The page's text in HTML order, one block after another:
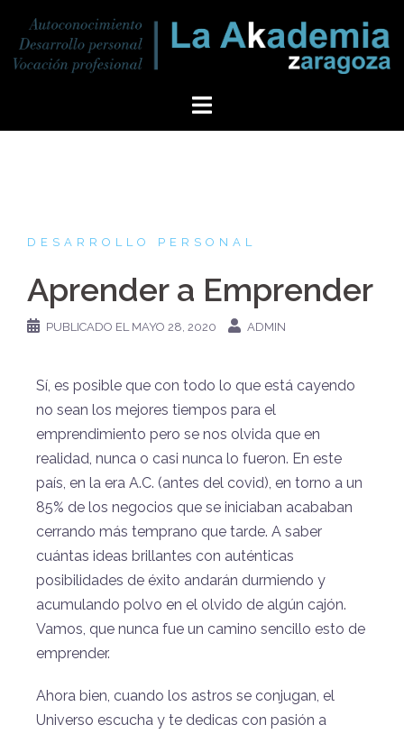
DESARROLLO PERSONAL
Aprender a Emprender
PUBLICADO EL MAYO 28, 2020 ADMIN
Sí, es posible que con todo lo que está cayendo
no sean los mejores tiempos para el
emprendimiento pero se nos olvida que en
realidad, nunca o casi nunca lo fueron. En este
país, en la era A.C. (antes del covid), en torno a un
85% de los negocios que se iniciaban acababan
cerrando más temprano que tarde. A saber
cuántas ideas brillantes con auténticas
posibilidades de éxito andarán durmiendo y
acumulando polvo en el olvido de algún cajón.
Vamos, que nunca fue un camino sencillo esto de
emprender.
Ahora bien, cuando los astros se conjugan, el
Universo escucha y te dedicas con pasión a